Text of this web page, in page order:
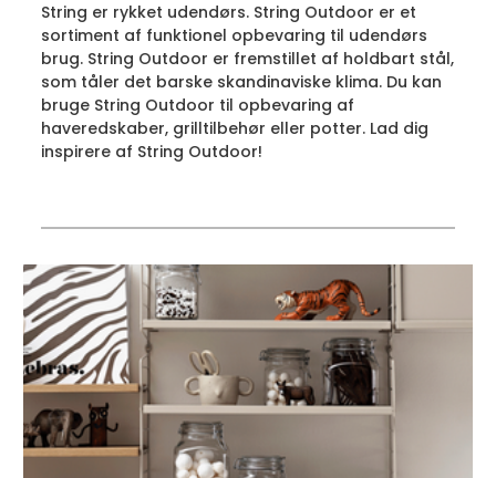
String er rykket udendørs. String Outdoor er et
sortiment af funktionel opbevaring til udendørs
brug. String Outdoor er fremstillet af holdbart stål,
som tåler det barske skandinaviske klima. Du kan
bruge String Outdoor til opbevaring af
haveredskaber, grilltilbehør eller potter. Lad dig
inspirere af String Outdoor!